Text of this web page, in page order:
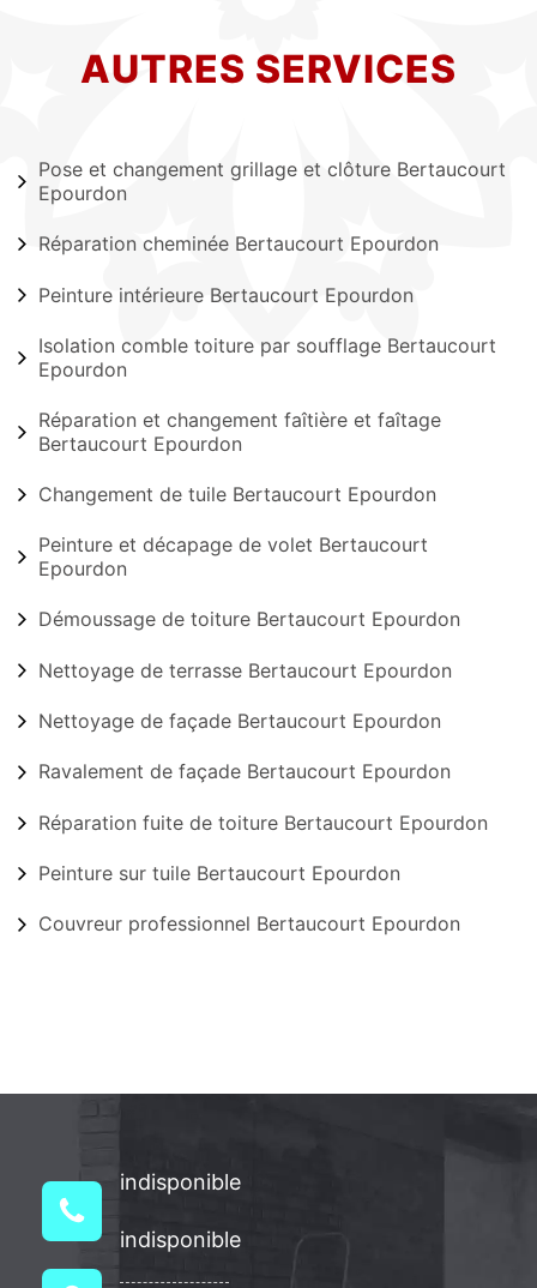
AUTRES SERVICES
Pose et changement grillage et clôture Bertaucourt
Epourdon
Réparation cheminée Bertaucourt Epourdon
Peinture intérieure Bertaucourt Epourdon
Isolation comble toiture par soufflage Bertaucourt
Epourdon
Réparation et changement faîtière et faîtage
Bertaucourt Epourdon
Changement de tuile Bertaucourt Epourdon
Peinture et décapage de volet Bertaucourt
Epourdon
Démoussage de toiture Bertaucourt Epourdon
Nettoyage de terrasse Bertaucourt Epourdon
Nettoyage de façade Bertaucourt Epourdon
Ravalement de façade Bertaucourt Epourdon
Réparation fuite de toiture Bertaucourt Epourdon
Peinture sur tuile Bertaucourt Epourdon
Couvreur professionnel Bertaucourt Epourdon
indisponible
indisponible